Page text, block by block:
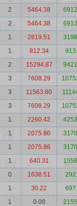
2 5464.38
2 5464.38
1 2819.51
1 812.34
2 15294.87
3 7608.29
3 11563.80
3 7608.29
1 2260.42
1 2075.86
1 2075.86
1 640.31
0 1638.51
1 30.22
1 0.00